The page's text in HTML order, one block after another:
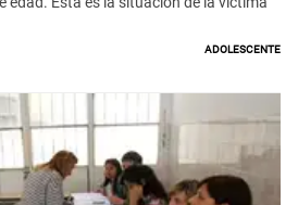
adolescente